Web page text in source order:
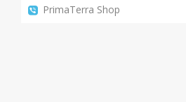
PrimaTerra Shop